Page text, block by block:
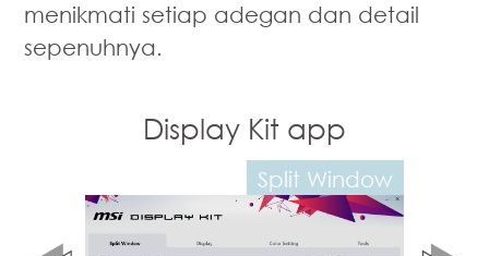
menikmati setiap adegan dan detail
sepenuhnya.
Display Kit app
Color Mode Setting